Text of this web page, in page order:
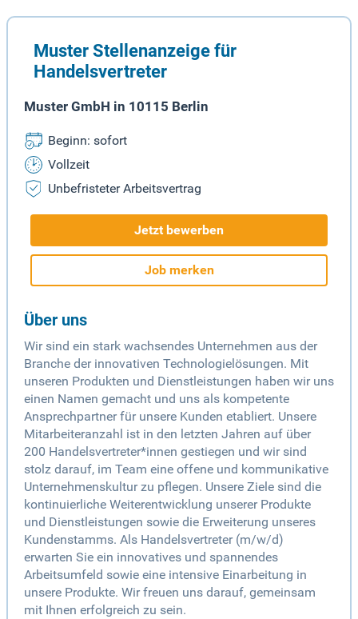
Muster Stellenanzeige für
Handelsvertreter
Muster GmbH in 10115 Berlin
Beginn: sofort
Vollzeit
Unbefristeter Arbeitsvertrag
Jetzt bewerben
Job merken
Über uns
Wir sind ein stark wachsendes Unternehmen aus der
Branche der innovativen Technologielösungen. Mit
unseren Produkten und Dienstleistungen haben wir uns
einen Namen gemacht und uns als kompetente
Ansprechpartner für unsere Kunden etabliert. Unsere
Mitarbeiteranzahl ist in den letzten Jahren auf über
200 Handelsvertreter*innen gestiegen und wir sind
stolz darauf, im Team eine offene und kommunikative
Unternehmenskultur zu pflegen. Unsere Ziele sind die
kontinuierliche Weiterentwicklung unserer Produkte
und Dienstleistungen sowie die Erweiterung unseres
Kundenstamms. Als Handelsvertreter (m/w/d)
erwarten Sie ein innovatives und spannendes
Arbeitsumfeld sowie eine intensive Einarbeitung in
unsere Produkte. Wir freuen uns darauf, gemeinsam
mit Ihnen erfolgreich zu sein.